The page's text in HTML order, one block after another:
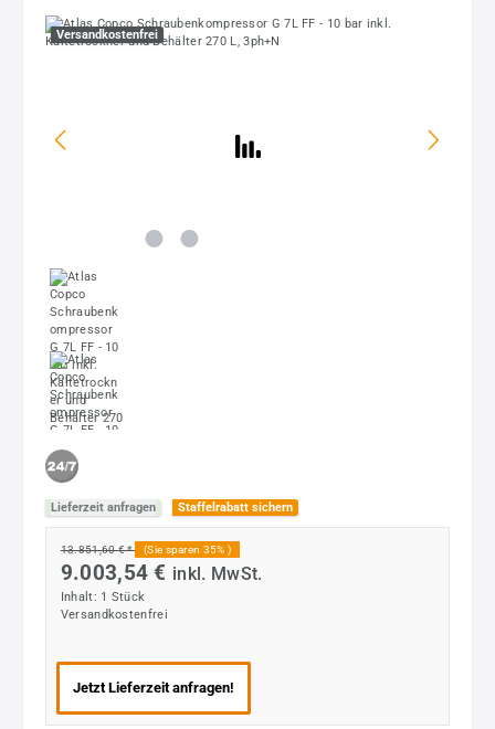
Bildergalerie überspringen
Versandkostenfrei
Lieferzeit anfragen Staffelrabatt sichern
13.851,60 € * (Sie sparen 35% )
9.003,54 € inkl. MwSt.
Inhalt: 1 Stück
Versandkostenfrei
Jetzt Lieferzeit anfragen!